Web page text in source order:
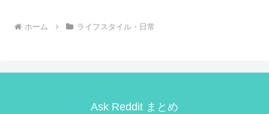
ホーム ライフスタイル・日常
Ask Reddit まとめ